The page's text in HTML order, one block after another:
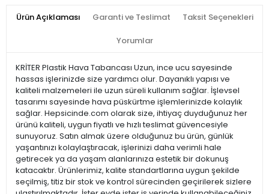
Ürün Açıklaması Garanti ve Teslimat Taksit Seçenekleri
Yorumlar
KRİTER Plastik Hava Tabancası Uzun, ince ucu sayesinde
hassas işlerinizde size yardımcı olur. Dayanıklı yapısı ve
kaliteli malzemeleri ile uzun süreli kullanım sağlar. İşlevsel
tasarımı sayesinde hava püskürtme işlemlerinizde kolaylık
sağlar. Hepsicinde.com olarak size, ihtiyaç duyduğunuz her
ürünü kaliteli, uygun fiyatlı ve hızlı teslimat güvencesiyle
sunuyoruz. Satın almak üzere olduğunuz bu ürün, günlük
yaşantınızı kolaylaştıracak, işlerinizi daha verimli hale
getirecek ya da yaşam alanlarınıza estetik bir dokunuş
katacaktır. Ürünlerimiz, kalite standartlarına uygun şekilde
seçilmiş, titiz bir stok ve kontrol sürecinden geçirilerek sizlere